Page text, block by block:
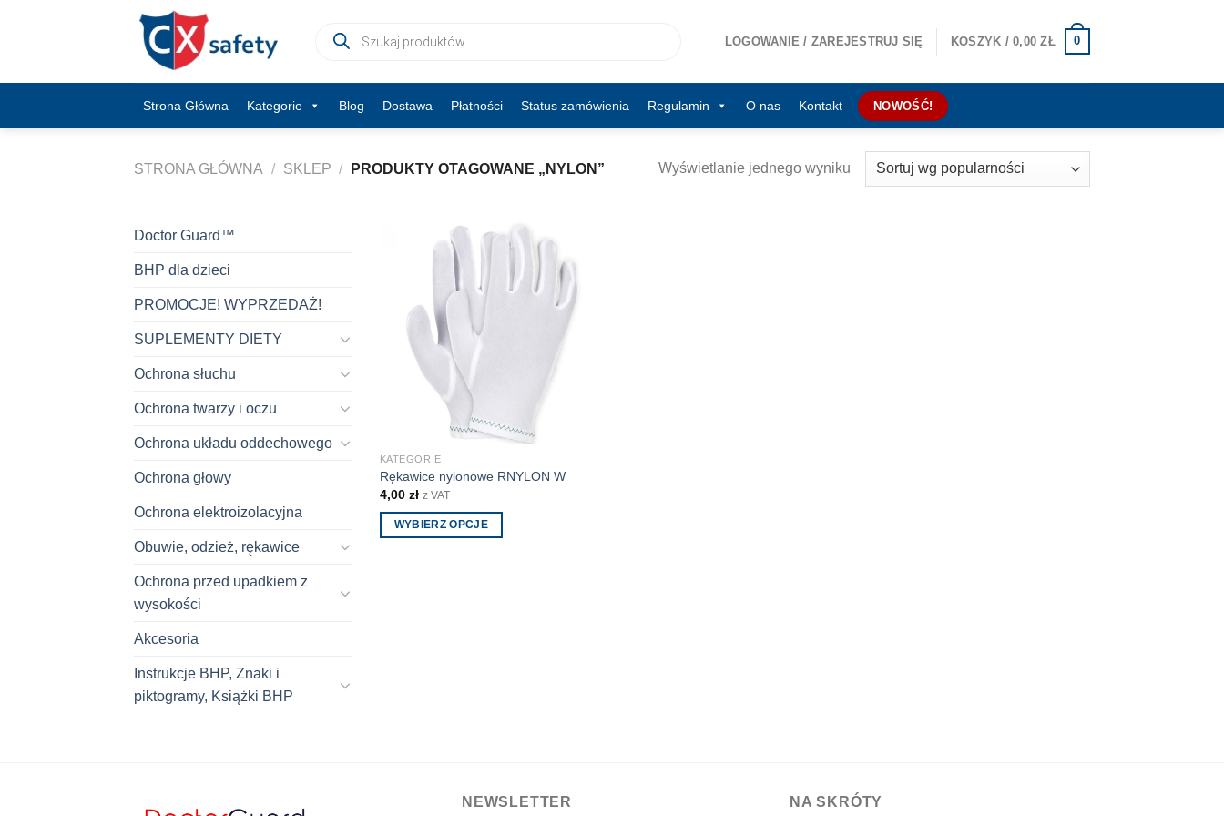
produktów
LOGOWANIE / ZAREJESTRUJ SIĘ KOSZYK /0,00ZŁ 0
Strona Główna Kategorie Blog Dostawa Płatności Status zamówienia Regulamin O nas Kontakt NOWOŚĆ!
STRONA GŁÓWNA / SKLEP / PRODUKTY OTAGOWANE „NYLON” Wyświetlanie jednego wyniku
Doctor Guard™
BHP dla dzieci
PROMOCJE! WYPRZEDAŻ!
SUPLEMENTY DIETY
Ochrona słuchu
Ochrona twarzy i oczu
Ochrona układu oddechowego
Ochrona głowy
Ochrona elektroizolacyjna
Obuwie, odzież, rękawice
Ochrona przed upadkiem z
wysokości
Akcesoria
Instrukcje BHP, Znaki i
piktogramy, Książki BHP
KATEGORIE
Rękawice nylonowe RNYLON W
4,00 zł z VAT
WYBIERZ OPCJE
NEWSLETTER NA SKRÓTY